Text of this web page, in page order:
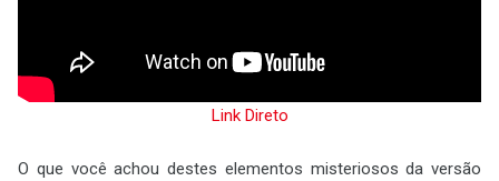
Link Direto
O que você achou destes elementos misteriosos da versão